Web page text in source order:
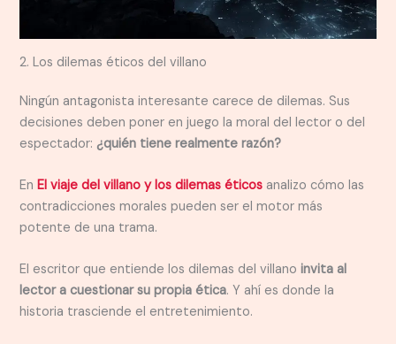
2. Los dilemas éticos del villano
Ningún antagonista interesante carece de dilemas. Sus
decisiones deben poner en juego la moral del lector o del
espectador:¿quién tiene realmente razón?
EnEl viaje del villano y los dilemas éticos analizo cómo las
contradicciones morales pueden ser el motor más
potente de una trama.
El escritor que entiende los dilemas del villanoinvita al
lector a cuestionar su propia ética. Y ahí es donde la
historia trasciende el entretenimiento.